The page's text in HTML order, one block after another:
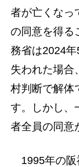
者が亡くなっ
の同意を得る
務省は2024
失われた場合
村判断で解体
す。しかし、
者全員の同意
1995年の阪